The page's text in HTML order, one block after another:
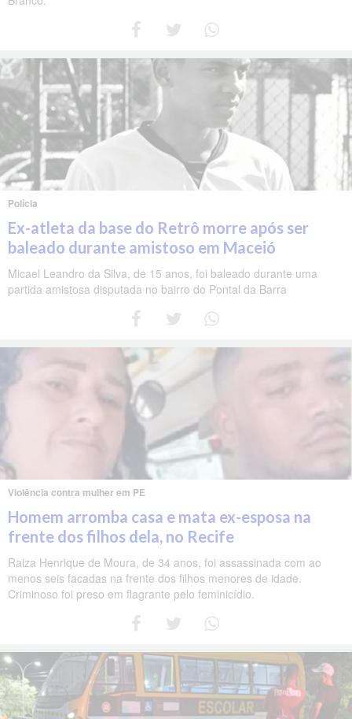
Polícia
Ex-atleta da base do Retrô morre após ser
baleado durante amistoso em Maceió
Micael Leandro da Silva, de 15 anos, foi baleado durante uma
partida amistosa disputada no bairro do Pontal da Barra
Violência contra mulher em PE
Homem arromba casa e mata ex-esposa na
frente dos filhos dela, no Recife
Raiza Henrique de Moura, de 34 anos, foi assassinada com ao
menos seis facadas na frente dos filhos menores de idade.
Criminoso foi preso em flagrante pelo feminicídio.